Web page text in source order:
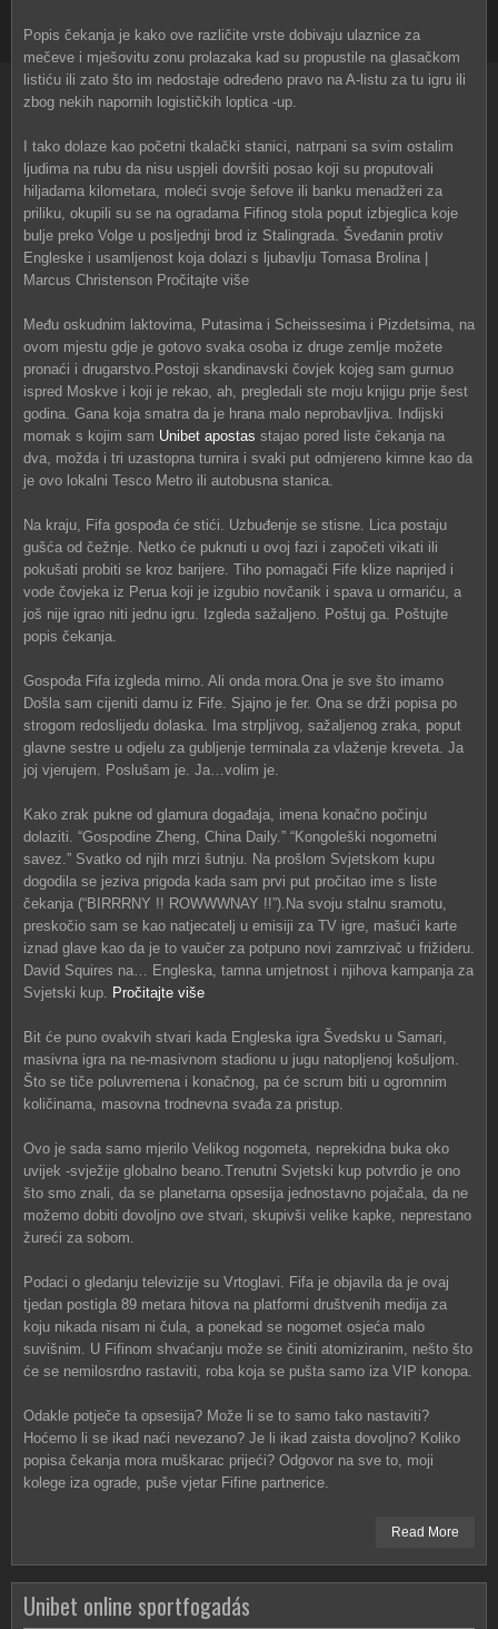
Popis čekanja je kako ove različite vrste dobivaju ulaznice za
mečeve i mješovitu zonu prolazaka kad su propustile na glasačkom
listiću ili zato što im nedostaje određeno pravo na A-listu za tu igru ​​ili
zbog nekih napornih logističkih loptica -up.
I tako dolaze kao početni tkalački stanici, natrpani sa svim ostalim
ljudima na rubu da nisu uspjeli dovršiti posao koji su proputovali
hiljadama kilometara, moleći svoje šefove ili banku menadžeri za
priliku, okupili su se na ogradama Fifinog stola poput izbjeglica koje
bulje preko Volge u posljednji brod iz Stalingrada. Šveđanin protiv
Engleske i usamljenost koja dolazi s ljubavlju Tomasa Brolina |
Marcus Christenson Pročitajte više
Među oskudnim laktovima, Putasima i Scheissesima i Pizdetsima, na
ovom mjestu gdje je gotovo svaka osoba iz druge zemlje možete
pronaći i drugarstvo.Postoji skandinavski čovjek kojeg sam gurnuo
ispred Moskve i koji je rekao, ah, pregledali ste moju knjigu prije šest
godina. Gana koja smatra da je hrana malo neprobavljiva. Indijski
momak s kojim sam Unibet apostas stajao pored liste čekanja na
dva, možda i tri uzastopna turnira i svaki put odmjereno kimne kao da
je ovo lokalni Tesco Metro ili autobusna stanica.
Na kraju, Fifa gospođa će stići. Uzbuđenje se stisne. Lica postaju
gušća od čežnje. Netko će puknuti u ovoj fazi i započeti vikati ili
pokušati probiti se kroz barijere. Tiho pomagači Fife klize naprijed i
vode čovjeka iz Perua koji je izgubio novčanik i spava u ormariću, a
još nije igrao niti jednu igru. Izgleda sažaljeno. Poštuj ga. Poštujte
popis čekanja.
Gospođa Fifa izgleda mirno. Ali onda mora.Ona je sve što imamo
Došla sam cijeniti damu iz Fife. Sjajno je fer. Ona se drži popisa po
strogom redoslijedu dolaska. Ima strpljivog, sažaljenog zraka, poput
glavne sestre u odjelu za gubljenje terminala za vlaženje kreveta. Ja
joj vjerujem. Poslušam je. Ja…volim je.
Kako zrak pukne od glamura događaja, imena konačno počinju
dolaziti. “Gospodine Zheng, China Daily.” “Kongoleški nogometni
savez.” Svatko od njih mrzi šutnju. Na prošlom Svjetskom kupu
dogodila se jeziva prigoda kada sam prvi put pročitao ime s liste
čekanja (“BIRRRNY !! ROWWWNAY !!”).Na svoju stalnu sramotu,
preskočio sam se kao natjecatelj u emisiji za TV igre, mašući karte
iznad glave kao da je to vaučer za potpuno novi zamrzivač u frižideru.
David Squires na… Engleska, tamna umjetnost i njihova kampanja za
Svjetski kup. Pročitajte više
Bit će puno ovakvih stvari kada Engleska igra Švedsku u Samari,
masivna igra na ne-masivnom stadionu u jugu natopljenoj košuljom.
Što se tiče poluvremena i konačnog, pa će scrum biti u ogromnim
količinama, masovna trodnevna svađa za pristup.
Ovo je sada samo mjerilo Velikog nogometa, neprekidna buka oko
uvijek -svježije globalno beano.Trenutni Svjetski kup potvrdio je ono
što smo znali, da se planetarna opsesija jednostavno pojačala, da ne
možemo dobiti dovoljno ove stvari, skupivši velike kapke, neprestano
žureći za sobom.
Podaci o gledanju televizije su Vrtoglavi. Fifa je objavila da je ovaj
tjedan postigla 89 metara hitova na platformi društvenih medija za
koju nikada nisam ni čula, a ponekad se nogomet osjeća malo
suvišnim. U Fifinom shvaćanju može se činiti atomiziranim, nešto što
će se nemilosrdno rastaviti, roba koja se pušta samo iza VIP konopa.
Odakle potječe ta opsesija? Može li se to samo tako nastaviti?
Hoćemo li se ikad naći nevezano? Je li ikad zaista dovoljno? Koliko
popisa čekanja mora muškarac prijeći? Odgovor na sve to, moji
kolege iza ograde, puše vjetar Fifine partnerice.
Read More
Unibet online sportfogadás